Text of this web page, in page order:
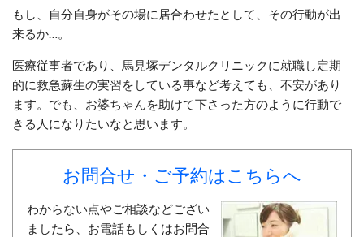
もし、自分自身がその場に居合わせたとして、その行動が出
来るか…。
医療従事者であり、馬見塚デンタルクリニックに就職し定期
的に救急蘇生の実習をしている事など考えても、不安があり
ます。でも、お婆ちゃんを助けて下さった方のように行動で
きる人になりたいなと思います。
お問合せ・ご予約はこちらへ
わからない点やご相談などござい
ましたら、お電話もしくはお問合